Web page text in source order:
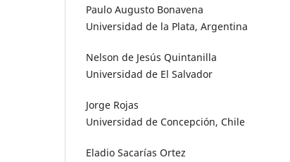
Paulo Augusto Bonavena
Universidad de la Plata, Argentina
Nelson de Jesús Quintanilla
Universidad de El Salvador
Jorge Rojas
Universidad de Concepción, Chile
Eladio Sacarías Ortez